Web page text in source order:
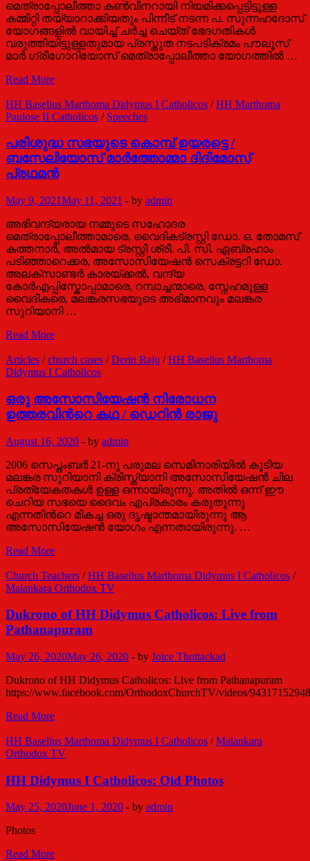
ത്ര:
പ.
കാതോലിക്കാ
ബാവായുമായി
അഭിമുഖം
മെത്രാപ്പോലീത്താ കണ്‍വീനറായി നിയമിക്കപ്പെട്ടിട്ടുള്ള
കമ്മിറ്റി തയ്യാറാക്കിയതും പിന്നീട് നടന്ന പ. സുന്നഹദോസ്
യോഗങ്ങളില്‍ വായിച്ച് ചര്‍ച്ച ചെയ്ത് ഭേദഗതികള്‍
വരുത്തിയിട്ടുള്ളതുമായ പ്രസ്തുത നടപടിക്രമം പൗലൂസ്
മാര്‍ ഗ്രീഗോറിയോസ് മെത്രാപ്പോലീത്താ യോഗത്തില്‍ …
ഒരാളെ
പ്രഖ്യാപിക്കുന്നതിനുള്ള
നടപടിക്രമം
Read More
HH Baselius Marthoma Didymus I Catholicos /HH Marthoma
Paulose II Catholicos / Speeches
പരിശുദ്ധ സഭയുടെ കൊമ്പ് ഉയരട്ടെ /
ബസേലിയോസ് മാര്‍ത്തോമ്മാ ദിദിമോസ്
പ്രഥമന്‍
May 9, 2021May 11, 2021 - by admin
അഭിവന്ദ്യരായ നമ്മുടെ സഹോദര
മെത്രാപ്പോലീത്താമാരെ, വൈദികട്രസ്റ്റി ഡോ. ഒ. തോമസ്
കത്തനാര്‍, അല്‍മായ ട്രസ്റ്റി ശ്രീ. പി. സി. ഏബ്രഹാം
പടിഞ്ഞാറെക്കര, അസോസിയേഷന്‍ സെക്രട്ടറി ഡോ.
അലക്സാണ്ടര്‍ കാരയ്ക്കല്‍, വന്ദ്യ
കോര്‍എപ്പിസ്കോപ്പാമാരെ, റമ്പാച്ചന്മാരെ, സ്നേഹമുള്ള
വൈദികരെ, മലങ്കരസഭയുടെ അഭിമാനവും മലങ്കര
സുറിയാനി …
പരിശുദ്ധ
കൊമ്പ്
ഉയരട്ടെ
ബസേലിയോസ്
മാര്‍ത്തോമ്മാ
ദിദിമോസ്
Read More
Articles /church cases /Derin Raju /HH Baselius Marthoma
Didymus I Catholicos
ഒരു അസോസിയേഷന്‍ നിരോധന
ഉത്തരവിന്‍റെ കഥ / ഡെറിന്‍ രാജു
August 16, 2020 - by admin
2006 സെപ്തംബര്‍ 21-നു പരുമല സെമിനാരിയില്‍ കൂടിയ
മലങ്കര സുറിയാനി ക്രിസ്ത്യാനി അസോസിയേഷന്‍ ചില
പ്രത്യേകതകള്‍ ഉള്ള ഒന്നായിരുന്നു. അതില്‍ ഒന്ന് ഈ
ചെറിയ സഭയെ ദൈവം എപ്രകാരം കരുതുന്നു
എന്നതിന്‍റെ മികച്ച ഒരു ദൃഷ്ടാന്തമായിരുന്നു ആ
അസോസിയേഷന്‍ യോഗം എന്നതായിരുന്നു. …
ഒരു
നിരോധന
ഉത്തരവിന്‍റെ
/
ഡെറിന്‍
രാജു
Read More
Church Teachers /HH Baselius Marthoma Didymus I Catholicos /
Malankara Orthodox TV
Dukrono of HH Didymus Catholicos: Live from
Pathanapuram
May 26, 2020May 26, 2020 - by Joice Thottackad
Dukrono of HH Didymus Catholicos: Live from Pathanapuram
https://www.facebook.com/OrthodoxChurchTV/videos/
Dukrono
HH
Didymus
Live
from
Pathanapuram
Read More
HH Baselius Marthoma Didymus I Catholicos /Malankara
Orthodox TV
HH Didymus I Catholicos: Old Photos
May 25, 2020June 1, 2020 - by admin
Photos
HH
Read More